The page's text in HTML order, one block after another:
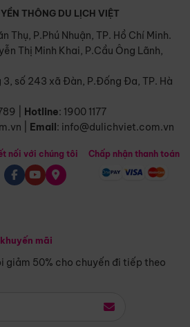
THÔNG DU LỊCH VIỆT
Thụ, P.Phú Nhuận, TP. Hồ Chí Minh.
Thị Minh Khai, P.Cầu Ông Lãnh,
3, số 243 xã Đàn, P.Đống Đa, TP. Hà
Hotline: 1900 1177
Email: info@dulichviet.com.vn
mãi
giảm 50% cho chuyến đi tiếp theo
nối với chúng tôi Chấp nhận thanh toán